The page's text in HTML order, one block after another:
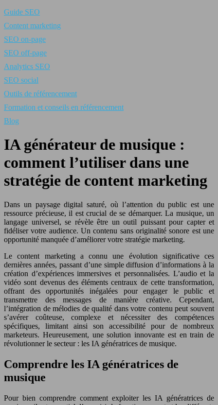
Guide SEO
Content marketing
SEO on-page
SEO off-page
Analytics SEO
SEO social
Outils de référencement
Formation et conseils en référencement
Blog
IA générateur de musique :
comment l’utiliser dans une
stratégie de content marketing
Dans un paysage digital saturé, où l’attention du public est une
ressource précieuse, il est crucial de se démarquer. La musique, un
langage universel, se révèle être un outil puissant pour capter et
fidéliser votre audience. Un contenu sans originalité sonore est une
opportunité manquée d’améliorer votre stratégie marketing.
Le content marketing a connu une évolution significative ces
dernières années, passant d’une simple diffusion d’informations à la
création d’expériences immersives et personnalisées. L’audio et la
vidéo sont devenus des éléments centraux de cette transformation,
offrant des opportunités inégalées pour engager le public et
transmettre des messages de manière créative. Cependant,
l’intégration de mélodies de qualité dans votre contenu peut souvent
s’avérer coûteuse, complexe et nécessiter des compétences
spécifiques, limitant ainsi son accessibilité pour de nombreux
marketeurs. Heureusement, une solution innovante est en train de
révolutionner le secteur : les IA génératrices de musique.
Comprendre les IA génératrices de
musique
Pour bien comprendre comment exploiter les IA génératrices de